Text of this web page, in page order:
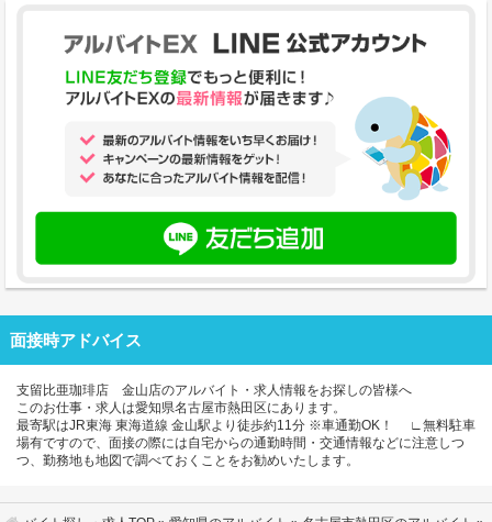
面接時アドバイス
支留比亜珈琲店 金山店のアルバイト・求人情報をお探しの皆様へ
このお仕事・求人は愛知県名古屋市熱田区にあります。
最寄駅はJR東海 東海道線 金山駅より徒歩約11分 ※車通勤OK！ ∟無料駐車
場有ですので、面接の際には自宅からの通勤時間・交通情報などに注意しつ
つ、勤務地も地図で調べておくことをお勧めいたします。